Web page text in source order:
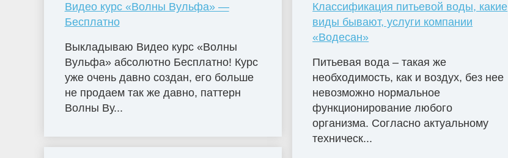
Видео курс «Волны Вульфа» —
Бесплатно
Выкладываю Видео курс «Волны
Вульфа» абсолютно Бесплатно! Курс
уже очень давно создан, его больше
не продаем так же давно, паттерн
Волны Ву...
Классификация питьевой воды, какие
виды бывают, услуги компании
«Водесан»
Питьевая вода – такая же
необходимость, как и воздух, без нее
невозможно нормальное
функционирование любого
организма. Согласно актуальному
техническ...